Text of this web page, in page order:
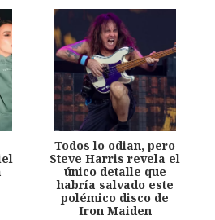
Todos lo odian, pero
Steve Harris revela el
único detalle que
habría salvado este
polémico disco de
Iron Maiden